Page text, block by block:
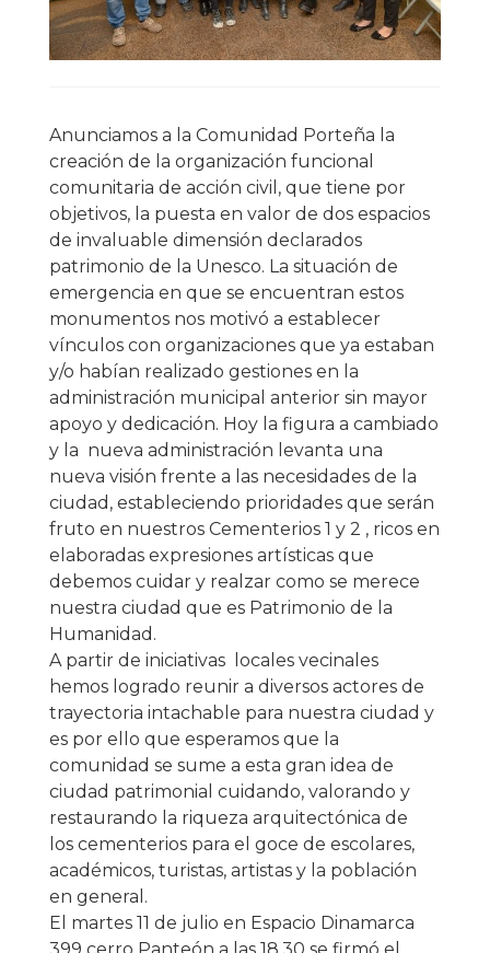
Anunciamos a la Comunidad Porteña la
creación de la organización funcional
comunitaria de acción civil, que tiene por
objetivos, la puesta en valor de dos espacios
de invaluable dimensión declarados
patrimonio de la Unesco. La situación de
emergencia en que se encuentran estos
monumentos nos motivó a establecer
vínculos con organizaciones que ya estaban
y/o habían realizado gestiones en la
administración municipal anterior sin mayor
apoyo y dedicación. Hoy la figura a cambiado
y la nueva administración levanta una
nueva visión frente a las necesidades de la
ciudad, estableciendo prioridades que serán
fruto en nuestros Cementerios1 y 2 , ricos en
elaboradas expresiones artísticas que
debemos cuidar y realzar como se merece
nuestra ciudad que es Patrimonio de la
Humanidad.
A partir de iniciativas locales vecinales
hemos logrado reunir a diversos actores de
trayectoria intachable para nuestra ciudad y
es por ello que esperamos que la
comunidad se sume a esta gran idea de
ciudad patrimonial cuidando, valorando y
restaurando la riqueza arquitectónica de
los cementeriospara el goce de escolares,
académicos, turistas, artistas y la población
en general.
El martes 11 de julio en Espacio Dinamarca